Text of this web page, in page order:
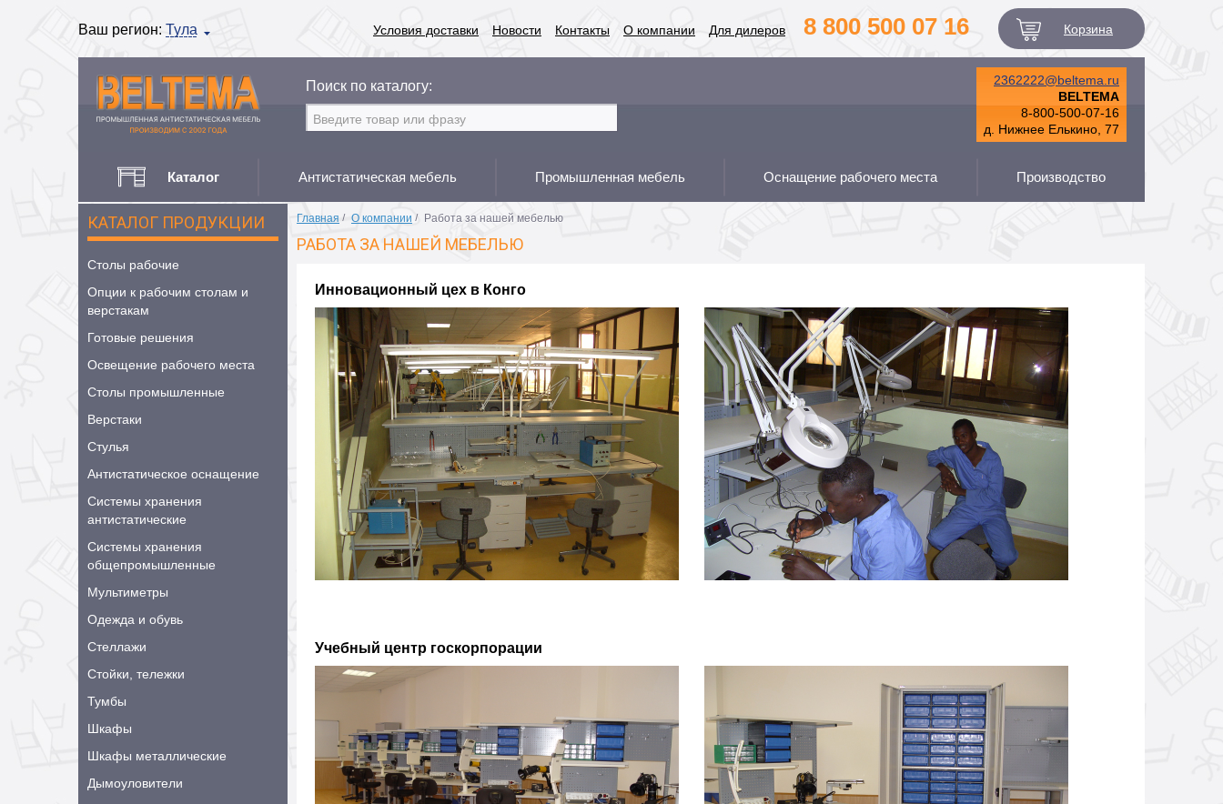
Ваш регион: Тула Условия доставки Новости Контакты О компании Для дилеров 8 800 500 07 16 Корзина
Поиск по каталогу:
2362222@beltema.ru
BELTEMA
8-800-500-07-16
д. Нижнее Елькино, 77
Каталог Антистатическая мебель Промышленная мебель Оснащение рабочего места Производство
КАТАЛОГ ПРОДУКЦИИ
Столы рабочие
Опции к рабочим столам и
верстакам
Готовые решения
Освещение рабочего места
Столы промышленные
Верстаки
Стулья
Антистатическое оснащение
Системы хранения
антистатические
Системы хранения
общепромышленные
Мультиметры
Одежда и обувь
Стеллажи
Стойки, тележки
Тумбы
Шкафы
Шкафы металлические
Дымоуловители
Главная / О компании / Работа за нашей мебелью
РАБОТА ЗА НАШЕЙ МЕБЕЛЬЮ
Инновационный цех в Конго
Учебный центр госкорпорации